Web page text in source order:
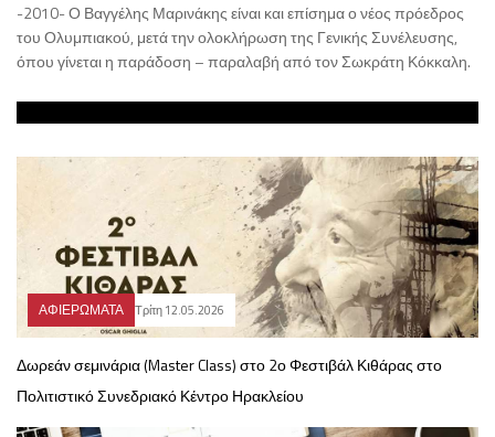
-2010- Ο Βαγγέλης Μαρινάκης είναι και επίσημα ο νέος πρόεδρος
του Ολυμπιακού, μετά την ολοκλήρωση της Γενικής Συνέλευσης,
όπου γίνεται η παράδοση – παραλαβή από τον Σωκράτη Κόκκαλη.
ΑΦΙΕΡΩΜΑΤΑ Τρίτη 12.05.2026
Δωρεάν σεμινάρια (Master Class) στο 2ο Φεστιβάλ Κιθάρας στο
Πολιτιστικό Συνεδριακό Κέντρο Ηρακλείου